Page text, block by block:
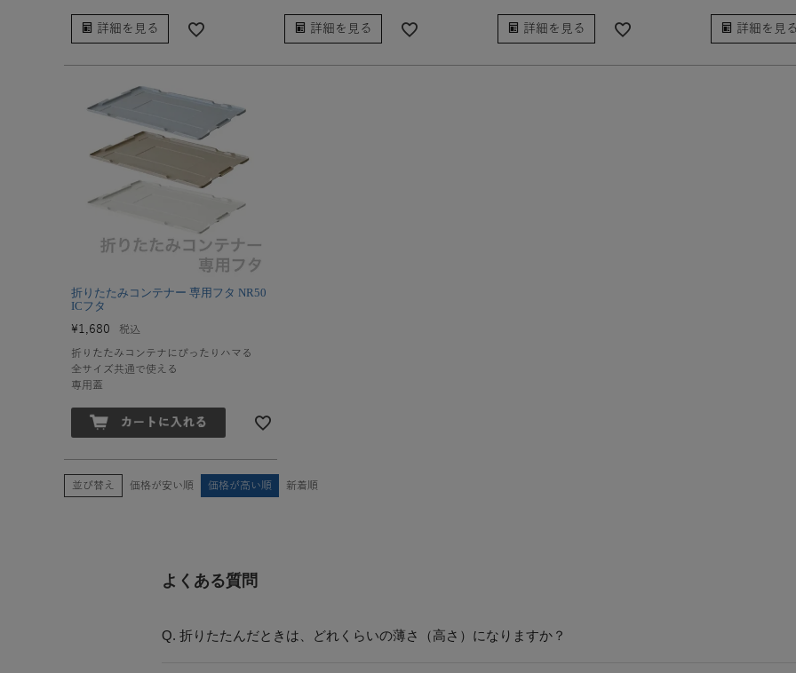
詳細を見る 詳細を見る 詳細を見る 詳細を見
折りたたみコンテナー 専用フタ NR50
ICフタ
¥1,680
税込
折りたたみコンテナにぴったりハマる
全サイズ共通で使える
専用蓋
並び替え 価格が安い順 価格が高い順 新着順
よくある質問
Q. 折りたたんだときは、どれくらいの薄さ（高さ）になりますか？